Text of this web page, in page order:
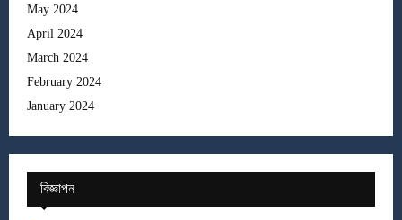
May 2024
April 2024
March 2024
February 2024
January 2024
বিজ্ঞাপন